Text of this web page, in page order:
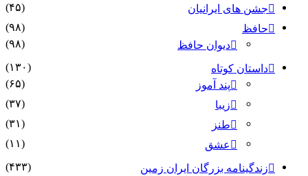
جشن های ایرانیان
(۴۵)
حافظ
(۹۸)
دیوان حافظ
(۹۸)
داستان کوتاه
(۱۳۰)
پند آموز
(۶۵)
زیبا
(۳۷)
طنز
(۳۱)
عشق
(۱۱)
زندگینامه بزرگان ایران زمین
(۴۳۳)